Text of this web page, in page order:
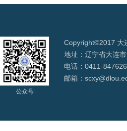
公众号
Copyright©2017 大
地址：辽宁省大连
电话：0411-
邮箱：